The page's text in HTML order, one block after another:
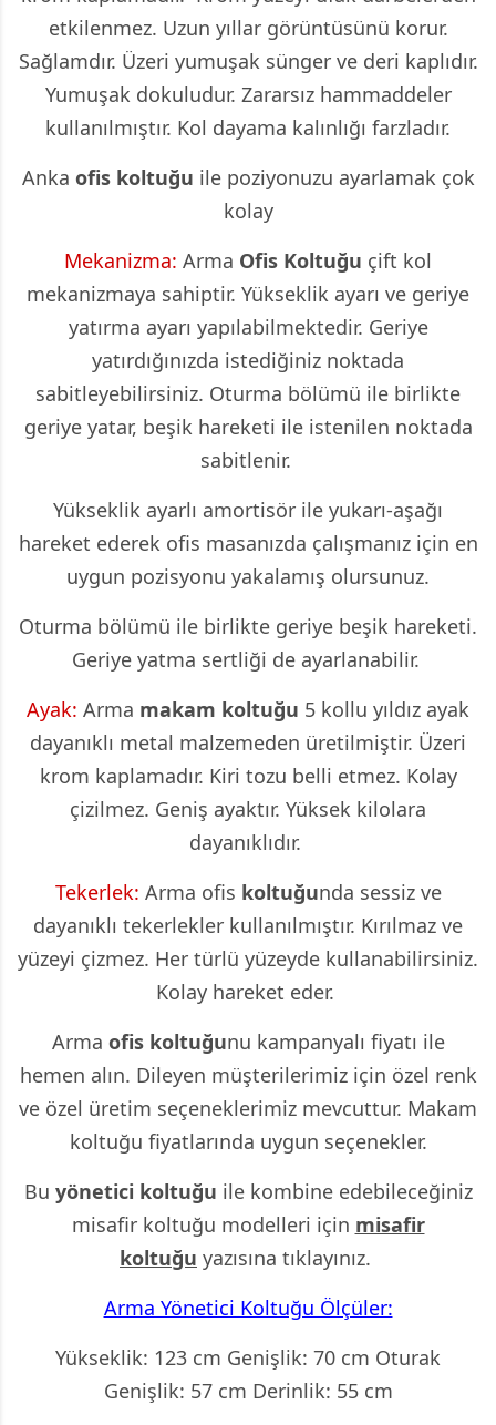
etkilenmez. Uzun yıllar görüntüsünü korur.
Sağlamdır. Üzeri yumuşak sünger ve deri kaplıdır.
Yumuşak dokuludur. Zararsız hammaddeler
kullanılmıştır. Kol dayama kalınlığı farzladır.
Anka ofis koltuğu ile poziyonuzu ayarlamak çok
kolay
Mekanizma: Arma Ofis Koltuğu çift kol
mekanizmaya sahiptir. Yükseklik ayarı ve geriye
yatırma ayarı yapılabilmektedir. Geriye
yatırdığınızda istediğiniz noktada
sabitleyebilirsiniz. Oturma bölümü ile birlikte
geriye yatar, beşik hareketi ile istenilen noktada
sabitlenir.
Yükseklik ayarlı amortisör ile yukarı-aşağı
hareket ederek ofis masanızda çalışmanız için en
uygun pozisyonu yakalamış olursunuz.
Oturma bölümü ile birlikte geriye beşik hareketi.
Geriye yatma sertliği de ayarlanabilir.
Ayak: Arma makam koltuğu 5 kollu yıldız ayak
dayanıklı metal malzemeden üretilmiştir. Üzeri
krom kaplamadır. Kiri tozu belli etmez. Kolay
çizilmez. Geniş ayaktır. Yüksek kilolara
dayanıklıdır.
Tekerlek: Arma ofis koltuğunda sessiz ve
dayanıklı tekerlekler kullanılmıştır. Kırılmaz ve
yüzeyi çizmez. Her türlü yüzeyde kullanabilirsiniz.
Kolay hareket eder.
Arma ofis koltuğunu kampanyalı fiyatı ile
hemen alın. Dileyen müşterilerimiz için özel renk
ve özel üretim seçeneklerimiz mevcuttur. Makam
koltuğu fiyatlarında uygun seçenekler.
Bu yönetici koltuğu ile kombine edebileceğiniz
misafir koltuğu modelleri için misafir
koltuğu yazısına tıklayınız.
Arma Yönetici Koltuğu Ölçüler:
Yükseklik: 123 cm Genişlik: 70 cm Oturak
Genişlik: 57 cm Derinlik: 55 cm